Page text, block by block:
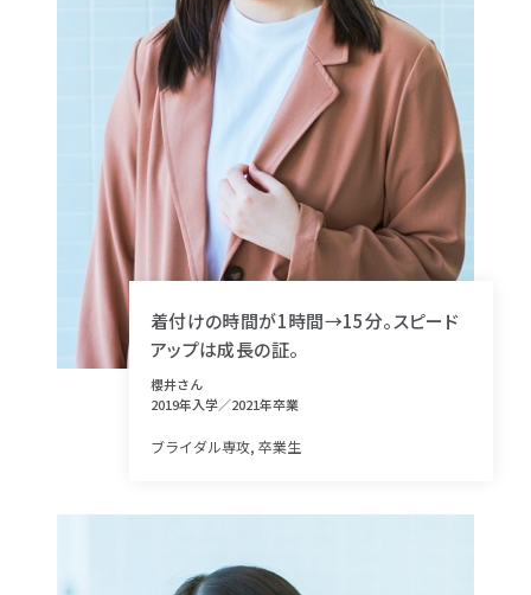
着付けの時間が1時間→15分。スピード
アップは成長の証。
櫻井さん
2019年入学／2021年卒業
ブライダル専攻, 卒業生